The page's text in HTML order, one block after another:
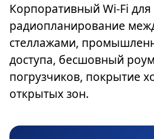
Корпоративный Wi-Fi
радиопланирование
стеллажами,
доступа, бесшовный
погрузчиков, покрытие
открытых зон.